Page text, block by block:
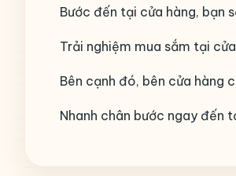
Bước đến tại cửa hàng, bạn
Trải nghiệm mua sắm tại
Bên cạnh đó, bên cửa hàng
Nhanh chân bước ngay đến